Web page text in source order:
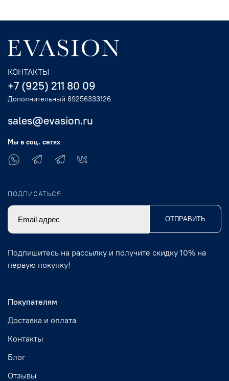
Покупателям
Доставка и оплата
Контакты
Блог
Отзывы
КОНТАКТЫ
+7 (925) 211 80 09
Дополнительный 89256333126
sales@evasion.ru
Мы в соц. сетях
ПОДПИСАТЬСЯ
ОТПРАВИТЬ
Подпишитесь на рассылку и получите скидку 10% на
первую покупку!